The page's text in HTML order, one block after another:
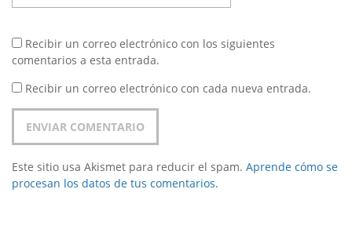
Recibir un correo electrónico con los siguientes
comentarios a esta entrada.
Recibir un correo electrónico con cada nueva entrada.
Este sitio usa Akismet para reducir el spam. Aprende cómo se
procesan los datos de tus comentarios.